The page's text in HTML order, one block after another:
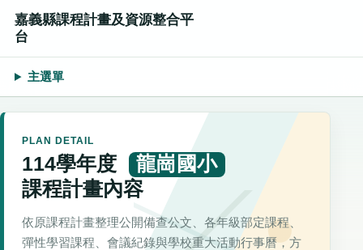
嘉義縣課程計畫及資源整合平
台
主選單
PLAN DETAIL
114學年度
龍崗國小
課程計畫內容
依原課程計畫整理公開備查公文、各年級部定課程、
彈性學習課程、會議紀錄與學校重大活動行事曆，方